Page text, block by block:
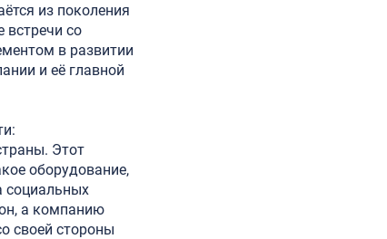
из поколения
встречи со
в развитии
и её главной
Этот
оборудование,
социальных
а компанию
своей стороны